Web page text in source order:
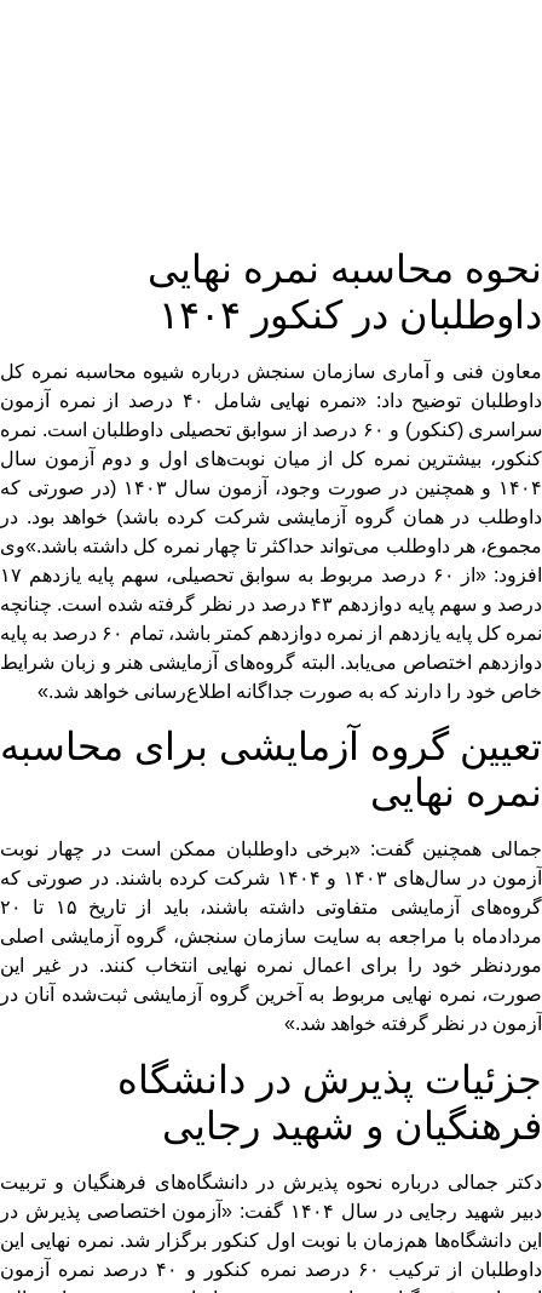
نحوه محاسبه نمره نهایی
داوطلبان در کنکور ۱۴۰۴
معاون فنی و آماری سازمان سنجش درباره شیوه محاسبه نمره کل
داوطلبان توضیح داد: «نمره نهایی شامل ۴۰ درصد از نمره آزمون
سراسری (کنکور) و ۶۰ درصد از سوابق تحصیلی داوطلبان است. نمره
کنکور، بیشترین نمره کل از میان نوبت‌های اول و دوم آزمون سال
۱۴۰۴ و همچنین در صورت وجود، آزمون سال ۱۴۰۳ (در صورتی که
داوطلب در همان گروه آزمایشی شرکت کرده باشد) خواهد بود. در
مجموع، هر داوطلب می‌تواند حداکثر تا چهار نمره کل داشته باشد.»وی
افزود: «از ۶۰ درصد مربوط به سوابق تحصیلی، سهم پایه یازدهم ۱۷
درصد و سهم پایه دوازدهم ۴۳ درصد در نظر گرفته شده است. چنانچه
نمره کل پایه یازدهم از نمره دوازدهم کمتر باشد، تمام ۶۰ درصد به پایه
دوازدهم اختصاص می‌یابد. البته گروه‌های آزمایشی هنر و زبان شرایط
خاص خود را دارند که به صورت جداگانه اطلاع‌رسانی خواهد شد.»
تعیین گروه آزمایشی برای محاسبه
نمره نهایی
جمالی همچنین گفت: «برخی داوطلبان ممکن است در چهار نوبت
آزمون در سال‌های ۱۴۰۳ و ۱۴۰۴ شرکت کرده باشند. در صورتی که
گروه‌های آزمایشی متفاوتی داشته باشند، باید از تاریخ ۱۵ تا ۲۰
مردادماه با مراجعه به سایت سازمان سنجش، گروه آزمایشی اصلی
موردنظر خود را برای اعمال نمره نهایی انتخاب کنند. در غیر این
صورت، نمره نهایی مربوط به آخرین گروه آزمایشی ثبت‌شده آنان در
آزمون در نظر گرفته خواهد شد.»
جزئیات پذیرش در دانشگاه
فرهنگیان و شهید رجایی
دکتر جمالی درباره نحوه پذیرش در دانشگاه‌های فرهنگیان و تربیت
دبیر شهید رجایی در سال ۱۴۰۴ گفت: «آزمون اختصاصی پذیرش در
این دانشگاه‌ها هم‌زمان با نوبت اول کنکور برگزار شد. نمره نهایی این
داوطلبان از ترکیب ۶۰ درصد نمره کنکور و ۴۰ درصد نمره آزمون